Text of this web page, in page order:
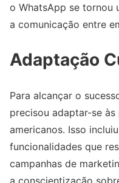
o WhatsApp se tornou
a comunicação entre
Adaptação
Para alcançar o
precisou adaptar-se
americanos. Isso
funcionalidades que
campanhas de
a conscientização